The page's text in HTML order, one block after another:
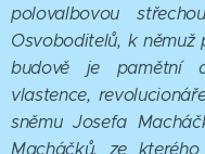
polovalbovou
Osvoboditelů, k
budově je pamětní
vlastence,
sněmu Josefa
Macháčků, ze